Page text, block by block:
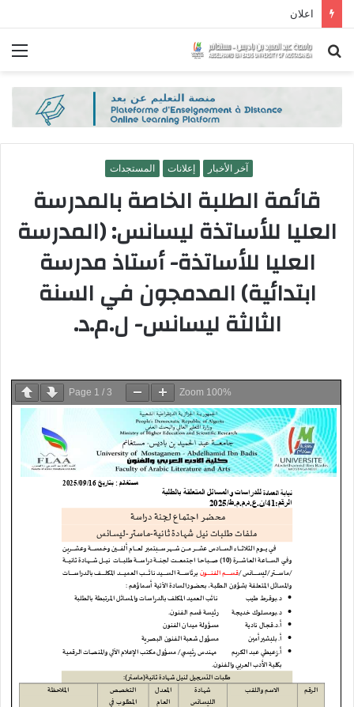
اعلان
بحث
آخر الأخبار إعلانات المستجدات
قائمة الطلبة الخاصة بالمدرسة
العليا للأساتذة ليسانس: (المدرسة
العليا للأساتذة- أستاذ مدرسة
ابتدائية) المدمجون في السنة
الثالثة ليسانس- ل.م.د.
Page 1 / 3 Zoom 100%